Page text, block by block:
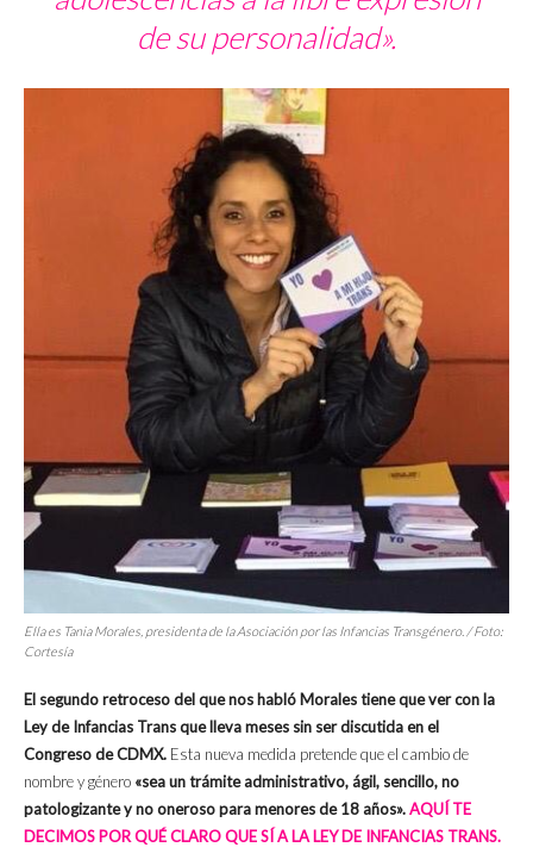
de su personalidad».
Ella es Tania Morales, presidenta de la Asociación por las Infancias Transgénero. / Foto:
Cortesía
El segundo retroceso del que nos habló Morales tiene que ver con la
Ley de Infancias Trans que lleva meses sin ser discutida en el
Congreso de CDMX. Esta nueva medida pretende que el cambio de
nombre y género «sea un trámite administrativo, ágil, sencillo, no
patologizante y no oneroso para menores de 18 años».AQUÍ TE
DECIMOS POR QUÉ CLARO QUE SÍ A LA LEY DE INFANCIAS TRANS.